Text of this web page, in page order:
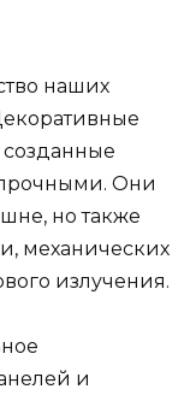
наших
Они
но также
механических
излучения.
и